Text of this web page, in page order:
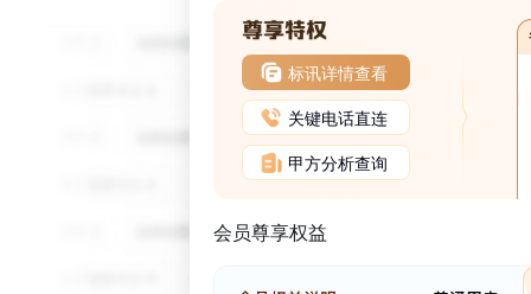
标讯详情查看
关键电话直连
甲方分析查询
会员尊享权益